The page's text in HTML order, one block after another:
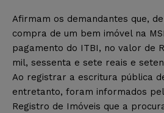
Afirmam os demandantes que,
compra de um bem imóvel na
pagamento do ITBI, no valor de
mil, sessenta e sete reais e
Ao registrar a escritura pública
entretanto, foram informados
Registro de Imóveis que a